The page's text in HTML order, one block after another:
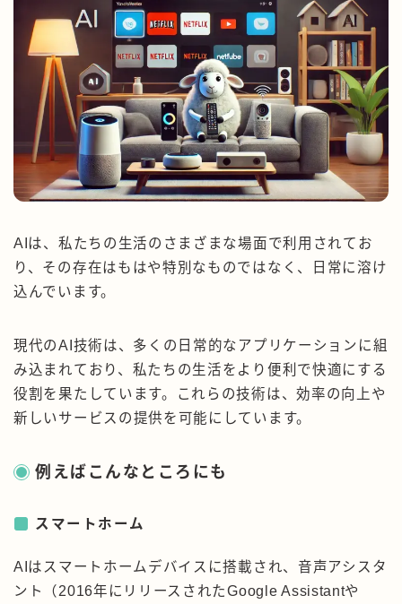
AIは、私たちの生活のさまざまな場面で利用されてお
り、その存在はもはや特別なものではなく、日常に溶け
込んでいます。
現代のAI技術は、多くの日常的なアプリケーションに組
み込まれており、私たちの生活をより便利で快適にする
役割を果たしています。これらの技術は、効率の向上や
新しいサービスの提供を可能にしています。
例えばこんなところにも
スマートホーム
AIはスマートホームデバイスに搭載され、音声アシスタ
ント（2016年にリリースされたGoogle Assistantや